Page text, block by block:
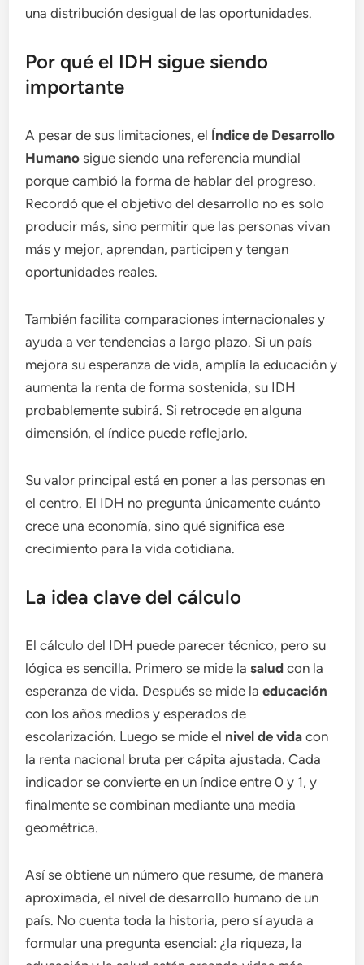
una distribución desigual de las oportunidades.
Por qué el IDH sigue siendo
importante
A pesar de sus limitaciones, el Índice de Desarrollo
Humano sigue siendo una referencia mundial
porque cambió la forma de hablar del progreso.
Recordó que el objetivo del desarrollo no es solo
producir más, sino permitir que las personas vivan
más y mejor, aprendan, participen y tengan
oportunidades reales.
También facilita comparaciones internacionales y
ayuda a ver tendencias a largo plazo. Si un país
mejora su esperanza de vida, amplía la educación y
aumenta la renta de forma sostenida, su IDH
probablemente subirá. Si retrocede en alguna
dimensión, el índice puede reflejarlo.
Su valor principal está en poner a las personas en
el centro. El IDH no pregunta únicamente cuánto
crece una economía, sino qué significa ese
crecimiento para la vida cotidiana.
La idea clave del cálculo
El cálculo del IDH puede parecer técnico, pero su
lógica es sencilla. Primero se mide lasalud con la
esperanza de vida. Después se mide laeducación
con los años medios y esperados de
escolarización. Luego se mide el nivel de vida con
la renta nacional bruta per cápita ajustada. Cada
indicador se convierte en un índice entre 0 y 1, y
finalmente se combinan mediante una media
geométrica.
Así se obtiene un número que resume, de manera
aproximada, el nivel de desarrollo humano de un
país. No cuenta toda la historia, pero sí ayuda a
formular una pregunta esencial: ¿la riqueza, la